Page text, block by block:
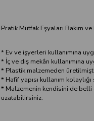
Pratik Mutfak Eşyaları Bakım ve
* Ev ve işyerleri kullanımına
* İç ve dış mekân kullanımına
* Plastik malzemeden
* Hafif yapısı kullanım
* Malzemenin kendisini de belli
uzatabilirsiniz.